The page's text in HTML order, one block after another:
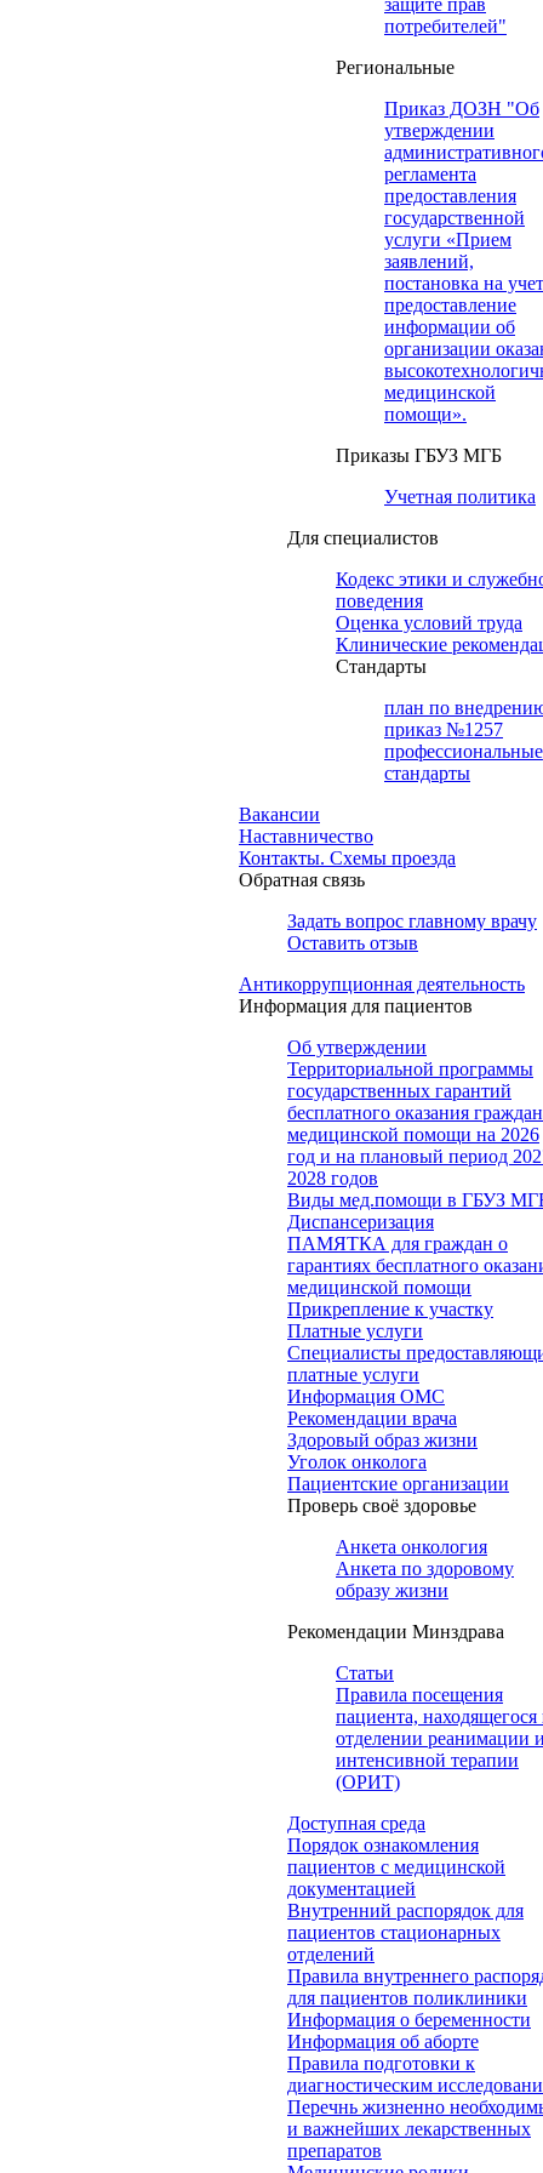
защите прав
потребителей"
Региональные
Приказ ДОЗН "Об
утверждении
регламента
предоставления
государственной
услуги «Прием
заявлений,
постановка на
предоставление
информации об
организации
медицинской
помощи».
Приказы ГБУЗ МГБ
Учетная политика
Для специалистов
Кодекс этики и
поведения
Оценка условий труда
Клинические
Cтандарты
план по
приказ №1257
профессиональные
стандарты
Вакансии
Наставничество
Контакты. Схемы проезда
Обратная связь
Задать вопрос главному врачу
Оставить отзыв
Антикоррупционная деятельность
Информация для пациентов
Об утверждении
Территориальной программы
государственных гарантий
бесплатного оказания
медицинской помощи на 2026
год и на плановый период
2028 годов
Виды мед.помощи в ГБУЗ
Диспансеризация
ПАМЯТКА для граждан о
гарантиях бесплатного
медицинской помощи
Прикрепление к участку
Платные услуги
Специалисты
платные услуги
Информация ОМС
Рекомендации врача
Здоровый образ жизни
Уголок онколога
Пациентские организации
Проверь своё здоровье
Анкета онкология
Анкета по здоровому
образу жизни
Рекомендации Минздрава
Статьи
Правила посещения
пациента, находящегося
отделении реанимации и
интенсивной терапии
(ОРИТ)
Доступная среда
Порядок ознакомления
пациентов с медицинской
документацией
Внутренний распорядок для
пациентов стационарных
отделений
Правила внутреннего
для пациентов поликлиники
Информация о беременности
Информация об аборте
Правила подготовки к
диагностическим
Перечнь жизненно
и важнейших лекарственных
препаратов